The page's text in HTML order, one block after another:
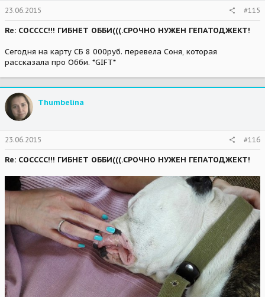
23.06.2015 #115
Re: СОСССС!!! ГИБНЕТ ОББИ(((.СРОЧНО НУЖЕН ГЕПАТОДЖЕКТ!
Сегодня на карту СБ 8 000руб. перевела Соня, которая
рассказала про Обби. *GIFT*
Thumbelina
23.06.2015 #116
Re: СОСССС!!! ГИБНЕТ ОББИ(((.СРОЧНО НУЖЕН ГЕПАТОДЖЕКТ!